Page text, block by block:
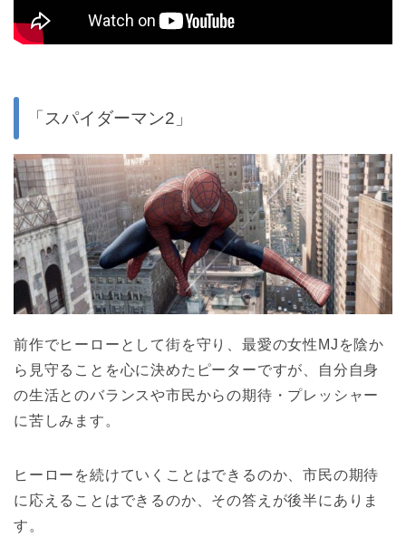
「スパイダーマン2」
前作でヒーローとして街を守り、最愛の女性MJを陰か
ら見守ることを心に決めたピーターですが、自分自身
の生活とのバランスや市民からの期待・プレッシャー
に苦しみます。
ヒーローを続けていくことはできるのか、市民の期待
に応えることはできるのか、その答えが後半にありま
す。